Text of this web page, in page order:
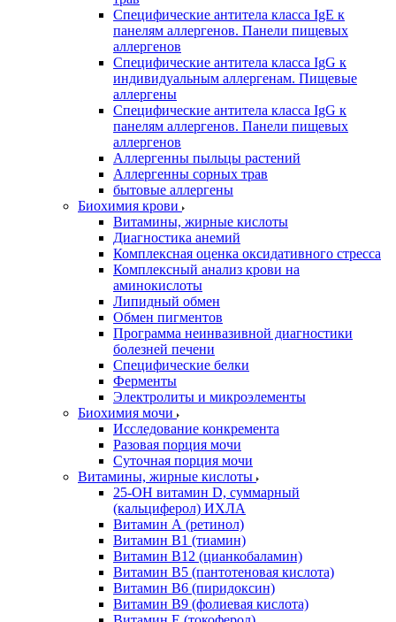
Специфические антитела класса IgE к
панелям аллергенов. Панели пищевых
аллергенов
Специфические антитела класса IgG к
индивидуальным аллергенам. Пищевые
аллергены
Специфические антитела класса IgG к
панелям аллергенов. Панели пищевых
аллергенов
Аллергенны пыльцы растений
Аллергенны сорных трав
бытовые аллергены
Биохимия крови
Витамины, жирные кислоты
Диагностика анемий
Комплексная оценка оксидативного стресса
Комплексный анализ крови на
аминокислоты
Липидный обмен
Обмен пигментов
Программа неинвазивной диагностики
болезней печени
Специфические белки
Ферменты
Электролиты и микроэлементы
Биохимия мочи
Исследование конкремента
Разовая порция мочи
Суточная порция мочи
Витамины, жирные кислоты
25-OH витамин D, суммарный
(кальциферол) ИХЛА
Витамин А (ретинол)
Витамин В1 (тиамин)
Витамин В12 (цианкобаламин)
Витамин В5 (пантотеновая кислота)
Витамин В6 (пиридоксин)
Витамин В9 (фолиевая кислота)